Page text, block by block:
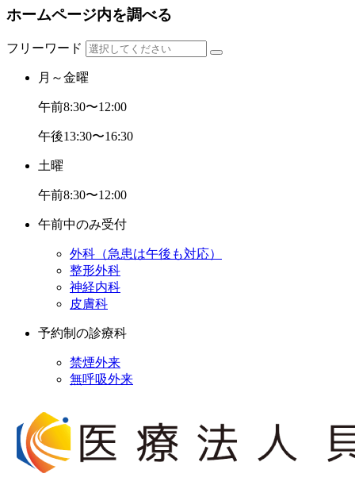
ホームページ内を調べる
フリーワード
月～金曜
午前8:30〜12:00
午後13:30〜16:30
土曜
午前8:30〜12:00
午前中のみ受付
外科（急患は午後も対応）
整形外科
神経内科
皮膚科
予約制の診療科
禁煙外来
無呼吸外来